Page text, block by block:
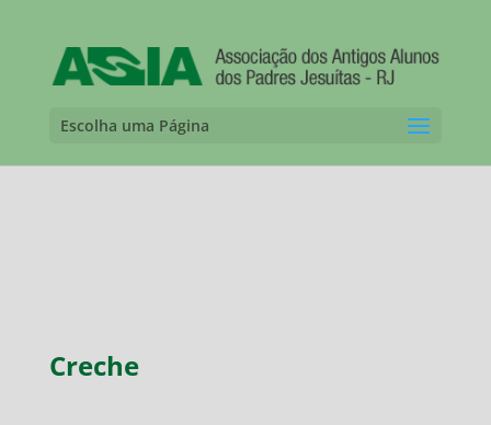
Escolha uma Página
Creche